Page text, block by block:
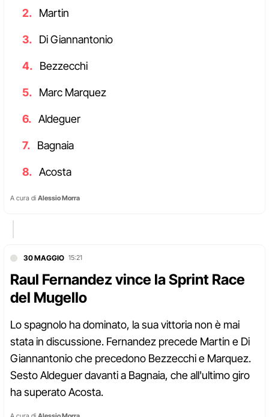
Martin
Di Giannantonio
Bezzecchi
Marc Marquez
Aldeguer
Bagnaia
Acosta
A cura di Alessio Morra
30 MAGGIO 15:21
Raul Fernandez vince la Sprint Race
del Mugello
Lo spagnolo ha dominato, la sua vittoria non è mai
stata in discussione. Fernandez precede Martin e Di
Giannantonio che precedono Bezzecchi e Marquez.
Sesto Aldeguer davanti a Bagnaia, che all'ultimo giro
ha superato Acosta.